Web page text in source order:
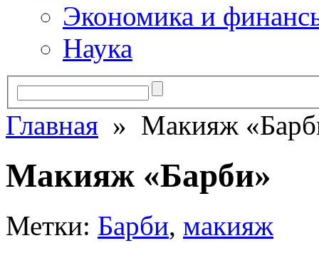
Экономика и
Наука
Главная » Макияж
Макияж «Барби»
Метки: Барби, макияж